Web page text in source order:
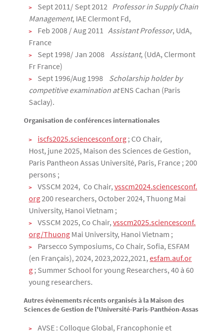
Sept 2011/ Sept 2012 Professor in Supply Chain
Management, IAE Clermont Fd,
Feb 2008 / Aug 2011 Assistant Professor, UdA,
France
Sept 1998/ Jan 2008 Assistant, (UdA, Clermont
Fr France)
Sept 1996/Aug 1998 Scholarship holder by
competitive examination atENS Cachan (Paris
Saclay).
Organisation de conférences internationales
iscfs2025.sciencesconf.org ; CO Chair,
Host, june 2025, Maison des Sciences de Gestion,
Paris Pantheon Assas Université, Paris, France ; 200
persons ;
VSSCM 2024, Co Chair, vsscm2024.sciencesconf.
org200 researchers, October 2024, Thuong Mai
University, Hanoi Vietnam ;
VSSCM 2025, Co Chair, vsscm2025.sciencesconf.
org/Thuong Mai University, Hanoi Vietnam ;
Parsecco Symposiums, Co Chair, Sofia, ESFAM
(en Français), 2024, 2023,2022,2021, esfam.auf.or
g ; Summer School for young Researchers, 40 à 60
young researchers.
Autres évènements récents organisés à la Maison des
Sciences de Gestion de l'Université-Paris-Panthéon-Assas
AVSE : Colloque Global, Francophonie et